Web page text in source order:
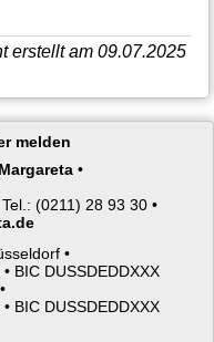
erstellt am 09.07.2025
melden
•
Tel.: (0211) 28 93 30 •
•
BIC DUSSDEDDXXX
BIC DUSSDEDDXXX